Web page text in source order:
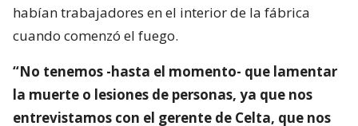
habían trabajadores en el interior de la fábrica
cuando comenzó el fuego.
“No tenemos -hasta el momento- que lamentar
la muerte o lesiones de personas, ya que nos
entrevistamos con el gerente de Celta, que nos